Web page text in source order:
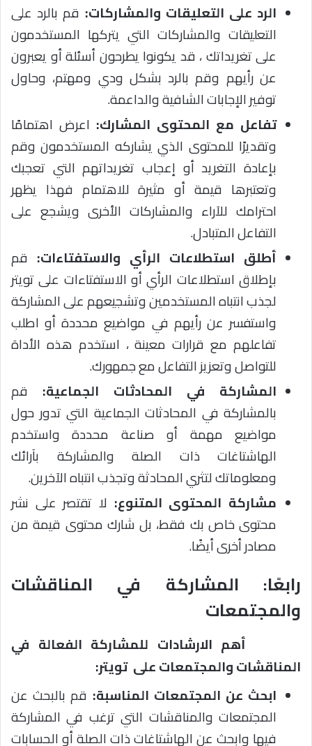
الرد على التعليقات والمشاركات: قم بالرد على
التعليقات والمشاركات التي يتركها المستخدمون
على تغريداتك ، قد يكونوا يطرحون أسئلة أو يعبرون
عن رأيهم وقم بالرد بشكل ودي ومهتم، وحاول
توفير الإجابات الشافية والداعمة.
تفاعل مع المحتوى المشارك: اعرض اهتمامًا
وتقديرًا للمحتوى الذي يشاركه المستخدمون وقم
بإعادة التغريد أو إعجاب تغريداتهم التي تعجبك
وتعتبرها قيمة أو مثيرة للاهتمام فهذا يظهر
احترامك للآراء والمشاركات الأخرى ويشجع على
التفاعل المتبادل.
أطلق استطلاعات الرأي والاستفتاءات: قم
بإطلاق استطلاعات الرأي أو الاستفتاءات على تويتر
لجذب انتباه المستخدمين وتشجيعهم على المشاركة
واستفسر عن رأيهم في مواضيع محددة أو اطلب
تفاعلهم مع قرارات معينة ، استخدم هذه الأداة
للتواصل وتعزيز التفاعل مع جمهورك.
المشاركة في المحادثات الجماعية: قم
بالمشاركة في المحادثات الجماعية التي تدور حول
مواضيع مهمة أو صناعة محددة واستخدم
الهاشتاغات ذات الصلة والمشاركة بآرائك
ومعلوماتك لتثري المحادثة وتجذب انتباه الآخرين.
مشاركة المحتوى المتنوع: لا تقتصر على نشر
محتوى خاص بك فقط، بل شارك محتوى قيمة من
مصادر أخرى أيضًا.
رابعًا: المشاركة في المناقشات
والمجتمعات
أهم الارشادات للمشاركة الفعالة في
المناقشات والمجتمعات على تويتر:
ابحث عن المجتمعات المناسبة: قم بالبحث عن
المجتمعات والمناقشات التي ترغب في المشاركة
فيها وابحث عن الهاشتاغات ذات الصلة أو الحسابات